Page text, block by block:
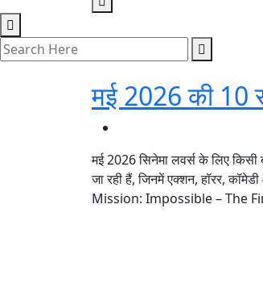
मई 2026 की 10
मई 2026 सिनेमा लवर्स के लिए
जा रही हैं, जिनमें एक्शन, हॉरर,
Mission: Impossible – The